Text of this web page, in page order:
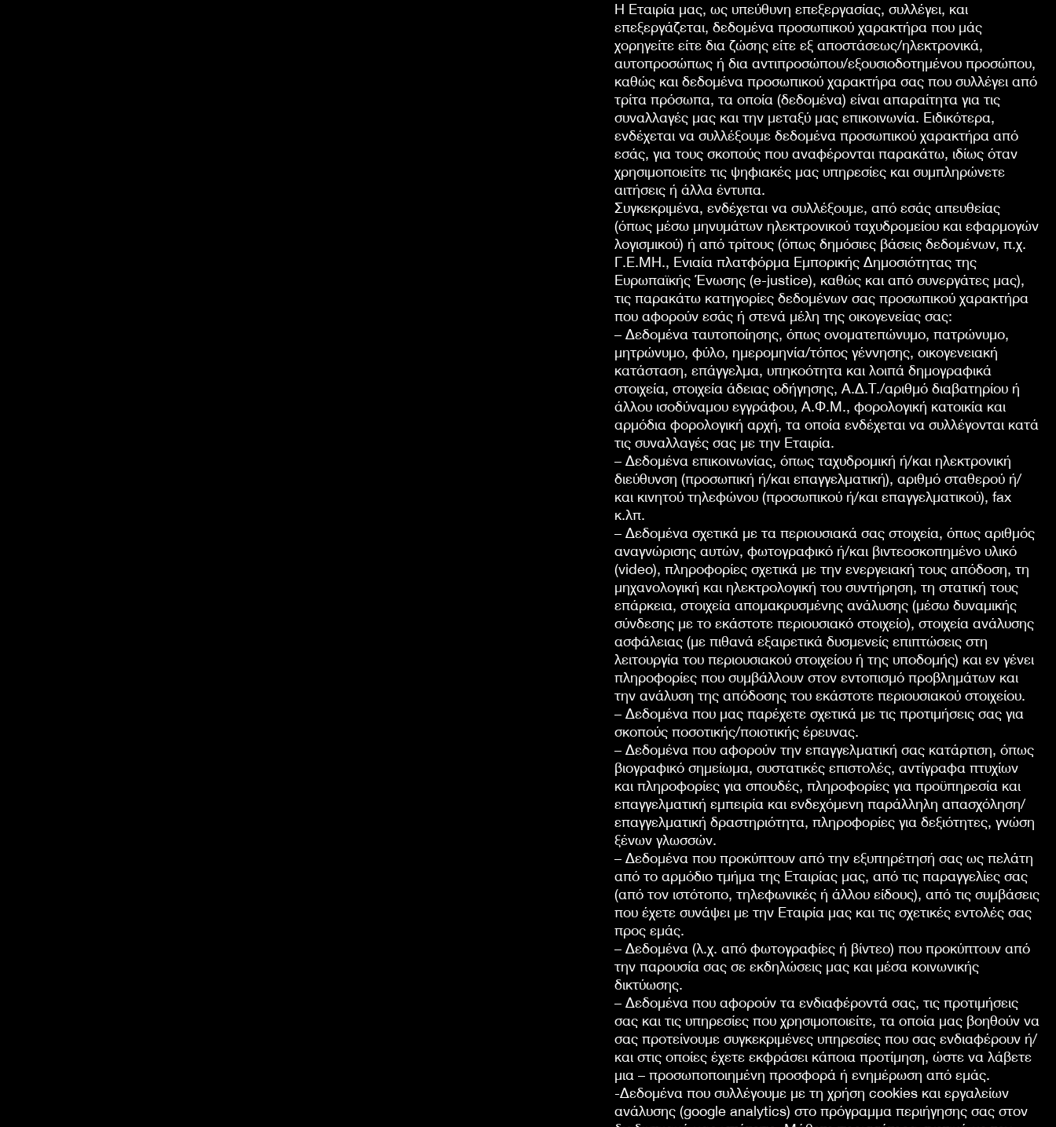
Η Εταιρία μας, ως υπεύθυνη επεξεργασίας, συλλέγει, και
επεξεργάζεται, δεδομένα προσωπικού χαρακτήρα που μάς
χορηγείτε είτε δια ζώσης είτε εξ αποστάσεως/ηλεκτρονικά,
αυτοπροσώπως ή δια αντιπροσώπου/εξουσιοδοτημένου προσώπου,
καθώς και δεδομένα προσωπικού χαρακτήρα σας που συλλέγει από
τρίτα πρόσωπα, τα οποία (δεδομένα) είναι απαραίτητα για τις
συναλλαγές μας και την μεταξύ μας επικοινωνία. Ειδικότερα,
ενδέχεται να συλλέξουμε δεδομένα προσωπικού χαρακτήρα από
εσάς, για τους σκοπούς που αναφέρονται παρακάτω, ιδίως όταν
χρησιμοποιείτε τις ψηφιακές μας υπηρεσίες και συμπληρώνετε
αιτήσεις ή άλλα έντυπα.
Συγκεκριμένα, ενδέχεται να συλλέξουμε, από εσάς απευθείας
(όπως μέσω μηνυμάτων ηλεκτρονικού ταχυδρομείου και εφαρμογών
λογισμικού) ή από τρίτους (όπως δημόσιες βάσεις δεδομένων, π.χ.
Γ.Ε.ΜΗ., Ενιαία πλατφόρμα Εμπορικής Δημοσιότητας της
Ευρωπαϊκής Ένωσης (e-justice), καθώς και από συνεργάτες μας),
τις παρακάτω κατηγορίες δεδομένων σας προσωπικού χαρακτήρα
που αφορούν εσάς ή στενά μέλη της οικογενείας σας:
– Δεδομένα ταυτοποίησης, όπως ονοματεπώνυμο, πατρώνυμο,
μητρώνυμο, φύλο, ημερομηνία/τόπος γέννησης, οικογενειακή
κατάσταση, επάγγελμα, υπηκοότητα και λοιπά δημογραφικά
στοιχεία, στοιχεία άδειας οδήγησης, Α.Δ.Τ./αριθμό διαβατηρίου ή
άλλου ισοδύναμου εγγράφου, Α.Φ.Μ., φορολογική κατοικία και
αρμόδια φορολογική αρχή, τα οποία ενδέχεται να συλλέγονται κατά
τις συναλλαγές σας με την Εταιρία.
– Δεδομένα επικοινωνίας, όπως ταχυδρομική ή/και ηλεκτρονική
διεύθυνση (προσωπική ή/και επαγγελματική), αριθμό σταθερού ή/
και κινητού τηλεφώνου (προσωπικού ή/και επαγγελματικού), fax
κ.λπ.
– Δεδομένα σχετικά με τα περιουσιακά σας στοιχεία, όπως αριθμός
αναγνώρισης αυτών, φωτογραφικό ή/και βιντεοσκοπημένο υλικό
(video), πληροφορίες σχετικά με την ενεργειακή τους απόδοση, τη
μηχανολογική και ηλεκτρολογική του συντήρηση, τη στατική τους
επάρκεια, στοιχεία απομακρυσμένης ανάλυσης (μέσω δυναμικής
σύνδεσης με το εκάστοτε περιουσιακό στοιχείο), στοιχεία ανάλυσης
ασφάλειας (με πιθανά εξαιρετικά δυσμενείς επιπτώσεις στη
λειτουργία του περιουσιακού στοιχείου ή της υποδομής) και εν γένει
πληροφορίες που συμβάλλουν στον εντοπισμό προβλημάτων και
την ανάλυση της απόδοσης του εκάστοτε περιουσιακού στοιχείου.
– Δεδομένα που μας παρέχετε σχετικά με τις προτιμήσεις σας για
σκοπούς ποσοτικής/ποιοτικής έρευνας.
– Δεδομένα που αφορούν την επαγγελματική σας κατάρτιση, όπως
βιογραφικό σημείωμα, συστατικές επιστολές, αντίγραφα πτυχίων
και πληροφορίες για σπουδές, πληροφορίες για προϋπηρεσία και
επαγγελματική εμπειρία και ενδεχόμενη παράλληλη απασχόληση/
επαγγελματική δραστηριότητα, πληροφορίες για δεξιότητες, γνώση
ξένων γλωσσών.
– Δεδομένα που προκύπτουν από την εξυπηρέτησή σας ως πελάτη
από το αρμόδιο τμήμα της Εταιρίας μας, από τις παραγγελίες σας
(από τον ιστότοπο, τηλεφωνικές ή άλλου είδους), από τις συμβάσεις
που έχετε συνάψει με την Εταιρία μας και τις σχετικές εντολές σας
προς εμάς.
– Δεδομένα (λ.χ. από φωτογραφίες ή βίντεο) που προκύπτουν από
την παρουσία σας σε εκδηλώσεις μας και μέσα κοινωνικής
δικτύωσης.
– Δεδομένα που αφορούν τα ενδιαφέροντά σας, τις προτιμήσεις
σας και τις υπηρεσίες που χρησιμοποιείτε, τα οποία μας βοηθούν να
σας προτείνουμε συγκεκριμένες υπηρεσίες που σας ενδιαφέρουν ή/
και στις οποίες έχετε εκφράσει κάποια προτίμηση, ώστε να λάβετε
μια – προσωποποιημένη προσφορά ή ενημέρωση από εμάς.
-Δεδομένα που συλλέγουμε με τη χρήση cookies και εργαλείων
ανάλυσης (google analytics) στο πρόγραμμα περιήγησης σας στον